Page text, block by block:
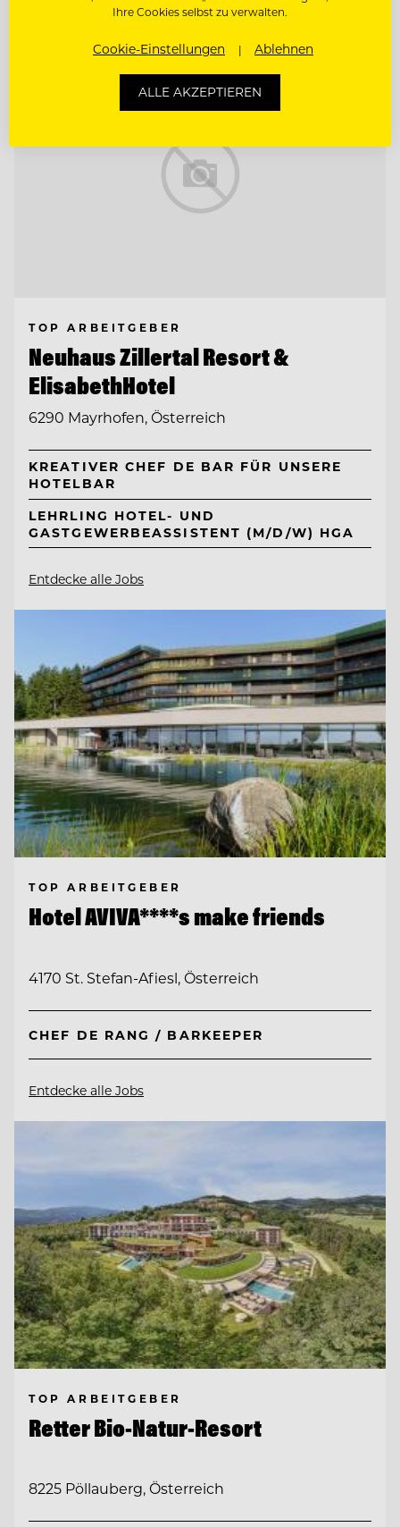
Entdecke alle Jobs
TOP ARBEITGEBER
Neuhaus Zillertal Resort &
ElisabethHotel
6290 Mayrhofen, Österreich
KREATIVER CHEF DE BAR FÜR UNSERE
HOTELBAR
LEHRLING HOTEL- UND
GASTGEWERBEASSISTENT (M/D/W) HGA
Entdecke alle Jobs
TOP ARBEITGEBER
Hotel AVIVA****s make friends
4170 St. Stefan-Afiesl, Österreich
CHEF DE RANG / BARKEEPER
Entdecke alle Jobs
TOP ARBEITGEBER
Retter Bio-Natur-Resort
8225 Pöllauberg, Österreich
Ihre Cookies selbst zu verwalten.
Cookie-Einstellungen Ablehnen
ALLE AKZEPTIEREN